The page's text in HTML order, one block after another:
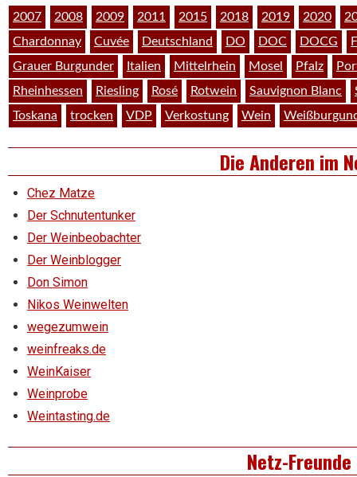
2007 2008 2009 2011 2015 2018 2019 2020
Chardonnay
Cuvée Deutschland DO DOC DOCG
Grauer Burgunder
Italien Mittelrhein Mosel Pfalz
Rheinhessen
Riesling Rosé Rotwein Sauvignon Blanc
Toskana
trocken VDP Verkostung Wein
Die Anderen im
Chez Matze
Der Schnutentunker
Der Weinbeobachter
Der Weinblogger
Don Simon
Nikos Weinwelten
wegezumwein
weinfreaks.de
WeinKaiser
Weinprobe
Weintasting.de
Netz-Freunde